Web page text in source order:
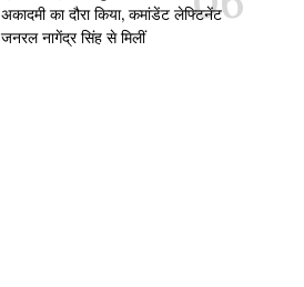
अकादमी का दौरा किया, कमांडेंट लेफ्टिनेंट
जनरल नागेंद्र सिंह से मिलीं